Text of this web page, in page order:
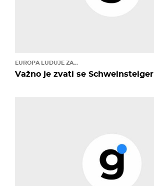
EUROPA LUDUJE ZA...
Važno je zvati se Schweinsteiger